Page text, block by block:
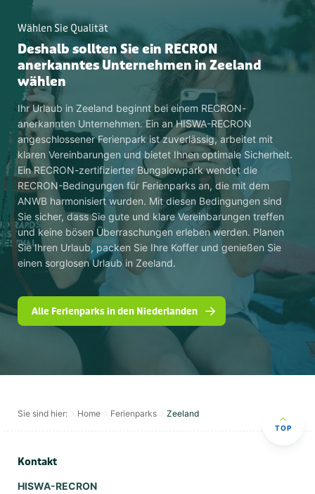
Wählen Sie Qualität
Deshalb sollten Sie ein RECRON
anerkanntes Unternehmen in Zeeland
wählen
Ihr Urlaub in Zeeland beginnt bei einem RECRON-
anerkannten Unternehmen. Ein an HISWA-RECRON
angeschlossener Ferienpark ist zuverlässig, arbeitet mit
klaren Vereinbarungen und bietet Ihnen optimale Sicherheit.
Ein RECRON-zertifizierter Bungalowpark wendet die
RECRON-Bedingungen für Ferienparks an, die mit dem
ANWB harmonisiert wurden. Mit diesen Bedingungen sind
Sie sicher, dass Sie gute und klare Vereinbarungen treffen
und keine bösen Überraschungen erleben werden. Planen
Sie Ihren Urlaub, packen Sie Ihre Koffer und genießen Sie
einen sorglosen Urlaub in Zeeland.
Alle Ferienparks in den Niederlanden
Sie sind hier: Home Ferienparks Zeeland
TOP
Kontakt
HISWA-RECRON